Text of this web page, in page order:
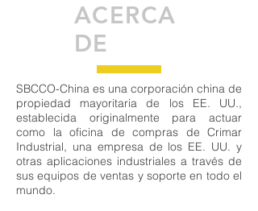
ACERCA
DE
SBCCO-China es una corporación china de
propiedad mayoritaria de los EE. UU.,
establecida originalmente para actuar
como la oficina de compras de Crimar
Industrial, una empresa de los EE. UU. y
otras aplicaciones industriales a través de
sus equipos de ventas y soporte en todo el
mundo.